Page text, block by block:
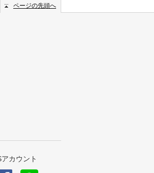
ページの先頭へ
カウント